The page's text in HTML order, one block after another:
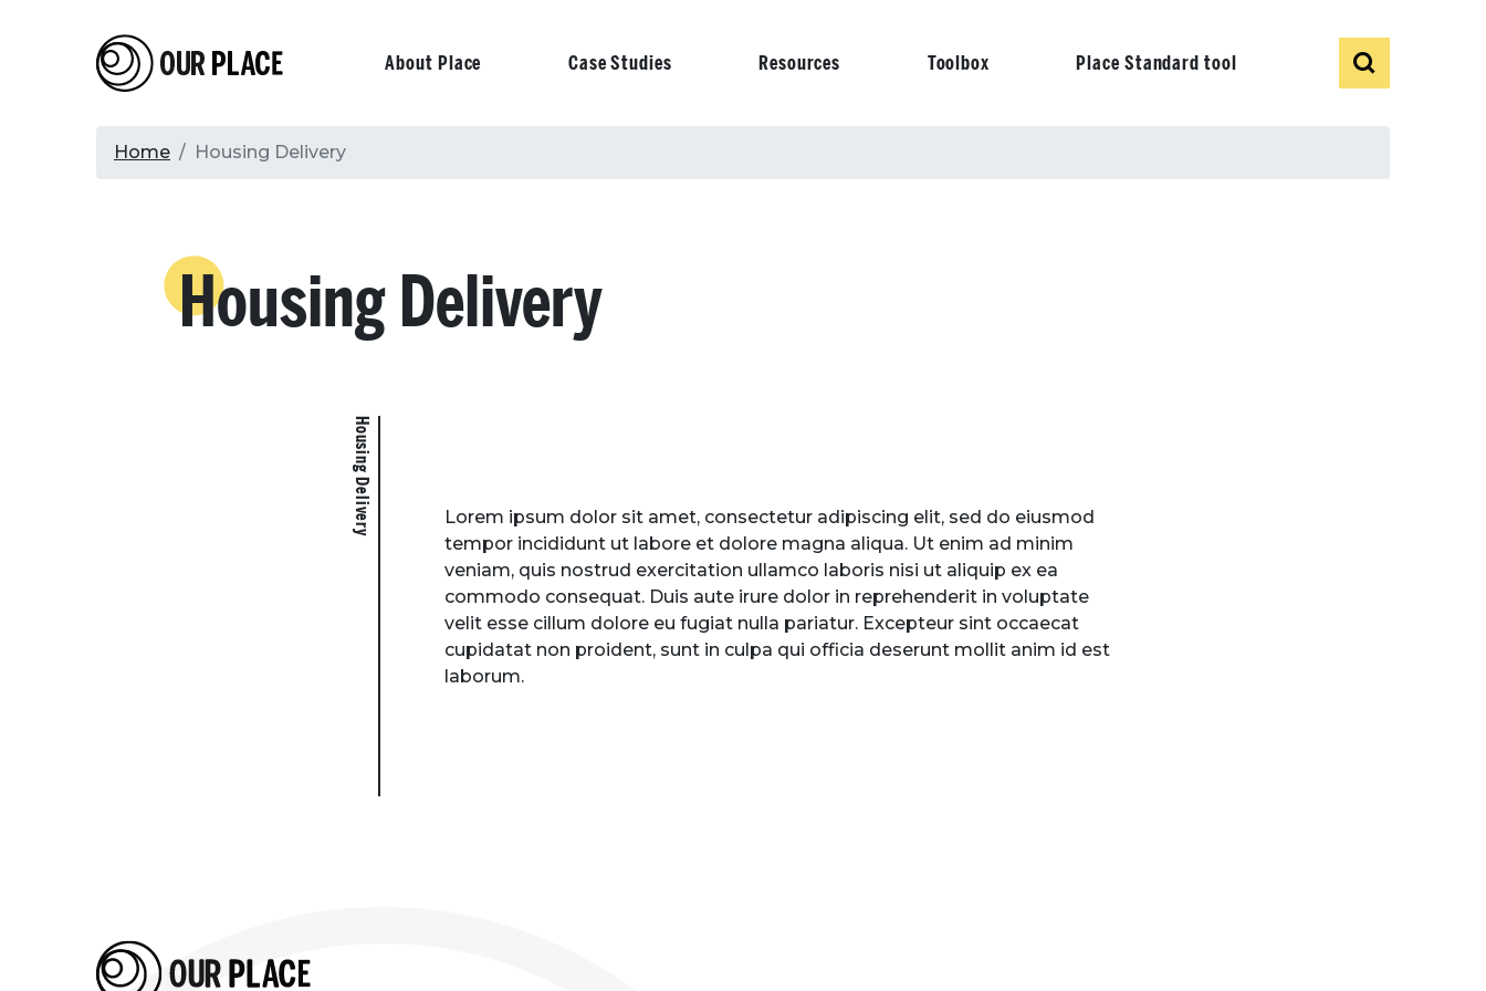
Our Place
Primary
navigation
About Place Case Studies Resources Toolbox Place Standard tool
Show
Search
Breadcrumb
Home Housing Delivery
Housing Delivery
Housing Delivery
Lorem ipsum dolor sit amet, consectetur adipiscing elit, sed do eiusmod
tempor incididunt ut labore et dolore magna aliqua. Ut enim ad minim
veniam, quis nostrud exercitation ullamco laboris nisi ut aliquip ex ea
commodo consequat. Duis aute irure dolor in reprehenderit in voluptate
velit esse cillum dolore eu fugiat nulla pariatur. Excepteur sint occaecat
cupidatat non proident, sunt in culpa qui officia deserunt mollit anim id est
laborum.